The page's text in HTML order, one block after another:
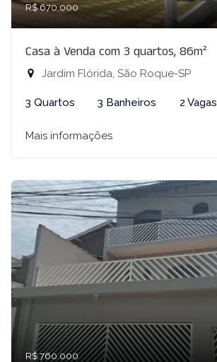
R$ 670.000
Casa à Venda com 3 quartos, 86m²
Jardim Flórida, São Roque-SP
3 Quartos 3 Banheiros 2 Vagas
Mais informações
R$ 760.000